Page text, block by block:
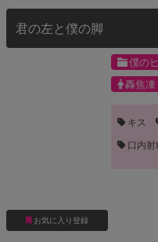
君の左と僕の脚
お気に入り登録
僕の
轟焦凍
キス
口内射